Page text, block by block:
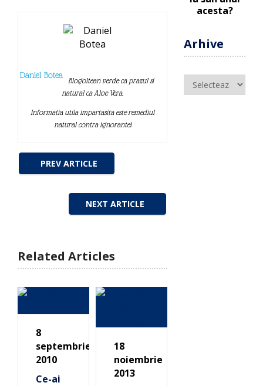
Daniel Botea
Blogoltean verde ca prazul si
natural ca Aloe Vera.
Informatia utila impartasita este remediul
natural contra ignorantei
PREV ARTICLE
NEXT ARTICLE
Related Articles
8
septembrie
2010
Ce-ai
18
noiembrie
2013
Arhive
Arhive